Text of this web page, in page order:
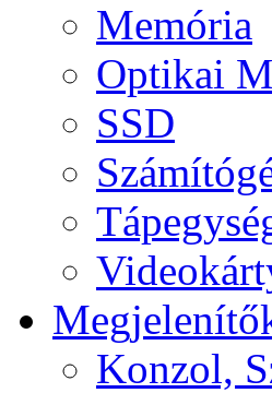
Memória
Optikai
SSD
Konzol,